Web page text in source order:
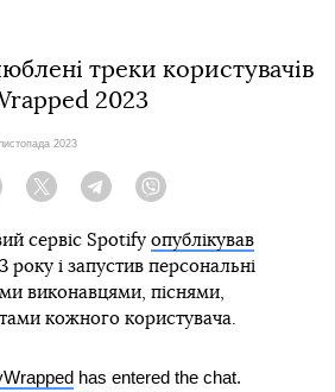
треки користувачів
2023
2023
Facebook Twitter Telegram
сервіс Spotify опублікував
року і запустив персональні
виконавцями, піснями,
кожного користувача.
has entered the chat.